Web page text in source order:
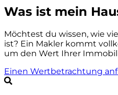
Was ist mein
Möchtest du wissen, wie
ist? Ein Makler kommt
um den Wert Ihrer
Einen Wertbetrachtung